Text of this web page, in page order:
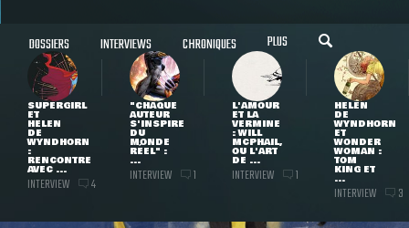
DOSSIERS INTERVIEWS CHRONIQUES PLUS
SUPERGIRL
ET
HELEN
DE
WYNDHORN
:
RENCONTRE
AVEC ...
INTERVIEW 4
"CHAQUE
AUTEUR
S'INSPIRE
DU
MONDE
RÉEL" :
...
INTERVIEW 1
L'AMOUR
ET LA
VERMINE
: WILL
MCPHAIL,
OU L'ART
DE ...
INTERVIEW 1
HELEN
DE
WYNDHORN
ET
WONDER
WOMAN :
TOM
KING ET
...
INTERVIEW 3